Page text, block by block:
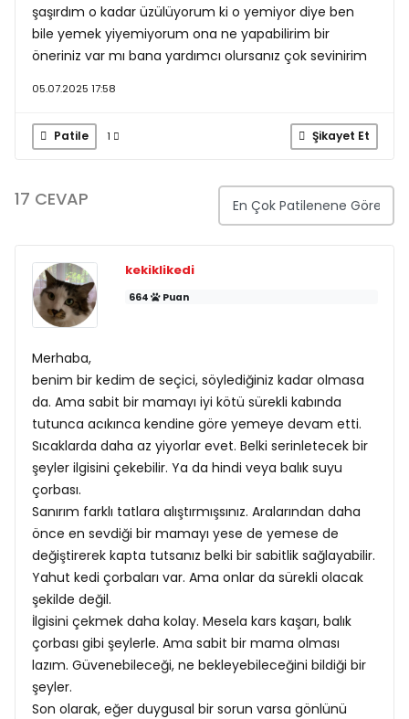
şaşırdım o kadar üzülüyorum ki o yemiyor diye ben
bile yemek yiyemiyorum ona ne yapabilirim bir
öneriniz var mı bana yardımcı olursanız çok sevinirim
05.07.2025 17:58
Patile 1 Şikayet Et
17 CEVAP
kekiklikedi
664 Puan
Merhaba,
benim bir kedim de seçici, söylediğiniz kadar olmasa
da. Ama sabit bir mamayı iyi kötü sürekli kabında
tutunca acıkınca kendine göre yemeye devam etti.
Sıcaklarda daha az yiyorlar evet. Belki serinletecek bir
şeyler ilgisini çekebilir. Ya da hindi veya balık suyu
çorbası.
Sanırım farklı tatlara alıştırmışsınız. Aralarından daha
önce en sevdiği bir mamayı yese de yemese de
değiştirerek kapta tutsanız belki bir sabitlik sağlayabilir.
Yahut kedi çorbaları var. Ama onlar da sürekli olacak
şekilde değil.
İlgisini çekmek daha kolay. Mesela kars kaşarı, balık
çorbası gibi şeylerle. Ama sabit bir mama olması
lazım. Güvenebileceği, ne bekleyebileceğini bildiği bir
şeyler.
Son olarak, eğer duygusal bir sorun varsa gönlünü